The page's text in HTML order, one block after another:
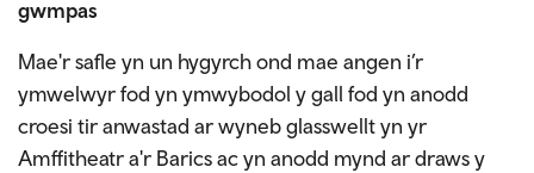
gwmpas
Mae'r safle yn un hygyrch ond mae angen i’r
ymwelwyr fod yn ymwybodol y gall fod yn anodd
croesi tir anwastad ar wyneb glasswellt yn yr
Amffitheatr a'r Barics ac yn anodd mynd ar draws y